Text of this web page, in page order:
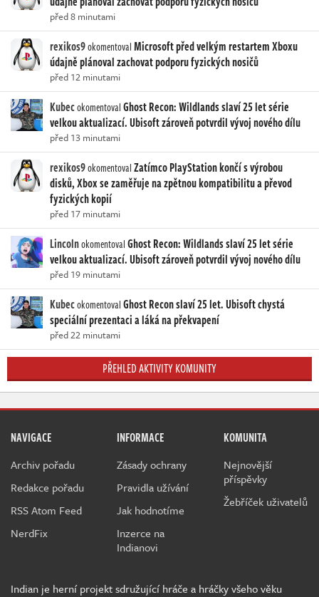
před 8 minutami
rexikos9okomentovalMicrosoft před velkým restartem Xboxu
údajně plánoval zachovat podporu fyzických nosičů
před 12 minutami
KubecokomentovalGhost Recon: Wildlands slaví 25 let série
velkou aktualizací. Ubisoft zároveň potvrdil vývoj nového dílu
před 13 minutami
rexikos9okomentovalZatímco PlayStation končí s výrobou
disků, Xbox se zaměřuje na zpětnou kompatibilitu a převod
fyzických kopií
před 17 minutami
LincolnokomentovalGhost Recon: Wildlands slaví 25 let série
velkou aktualizací. Ubisoft zároveň potvrdil vývoj nového dílu
před 19 minutami
KubecokomentovalGhost Recon slaví 25 let. Ubisoft chystá
speciální prezentaci a láká na překvapení
před 22 minutami
PŘEHLED AKTIVITY KOMUNITY
NAVIGACE
Archiv pořadu
Redakce pořadu
RSS Atom Feed
NerdFix
INFORMACE
Zásady ochrany
Pravidla užívání
Jak hodnotíme
Inzerce na
Indianovi
KOMUNITA
Nejnovější
příspěvky
Žebříček uživatelů
Indian je herní projekt sdružující hráče a hráčky všeho věku